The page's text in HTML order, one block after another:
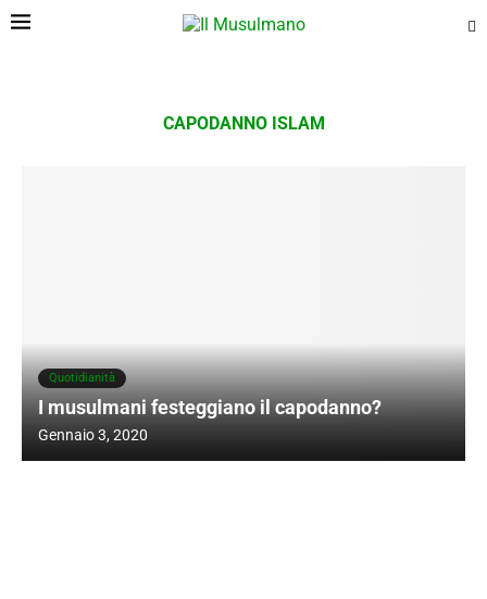
CAPODANNO ISLAM
Quotidianità
I musulmani festeggiano il capodanno?
Gennaio 3, 2020